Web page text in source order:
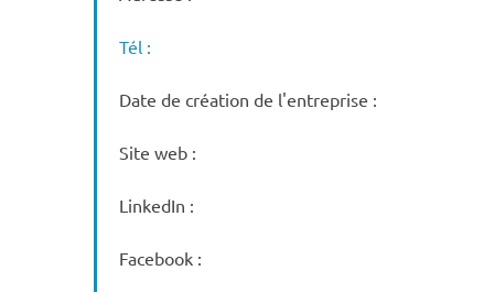
Tél :
Date de création de l'entreprise :
Site web :
LinkedIn :
Facebook :